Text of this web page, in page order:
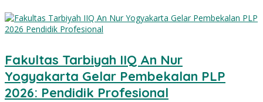
Fakultas Tarbiyah IIQ An Nur
Yogyakarta Gelar Pembekalan PLP
2026: Pendidik Profesional